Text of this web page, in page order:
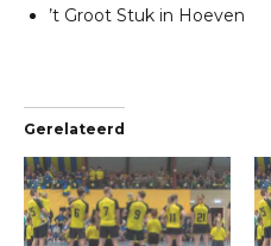
’t Groot Stuk in Hoeven
Gerelateerd